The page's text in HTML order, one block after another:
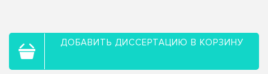
ДОБАВИТЬ ДИССЕРТАЦИЮ В КОРЗИНУ